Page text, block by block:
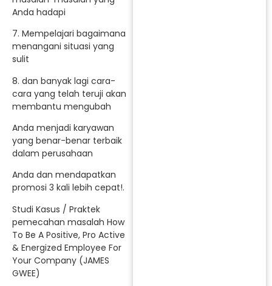
Anda hadapi
7. Mempelajari bagaimana
menangani situasi yang
sulit
8. dan banyak lagi cara-
cara yang telah teruji akan
membantu mengubah
Anda menjadi karyawan
yang benar-benar terbaik
dalam perusahaan
Anda dan mendapatkan
promosi 3 kali lebih cepat!.
Studi Kasus / Praktek
pemecahan masalah How
To Be A Positive, Pro Active
& Energized Employee For
Your Company (JAMES
GWEE)